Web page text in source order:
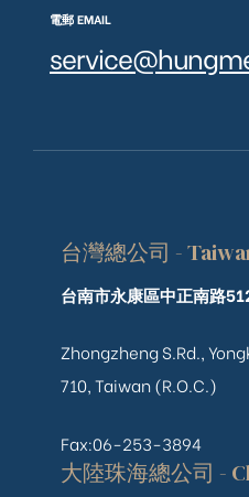
電郵 EMAIL
台灣總公司 -
台南市永康區中正南路
Zhongzheng S.Rd.,
710, Taiwan (R.O.C.)
Fax:06-253-3894
大陸珠海總公司 -